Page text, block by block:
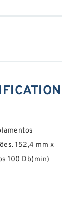
152,4 mm x
100 Db(min)